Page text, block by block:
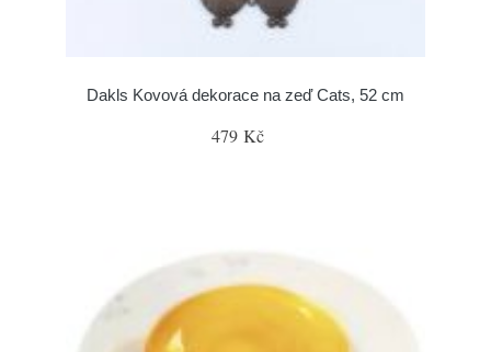
Dakls Kovová dekorace na zeď Cats, 52 cm
479 Kč